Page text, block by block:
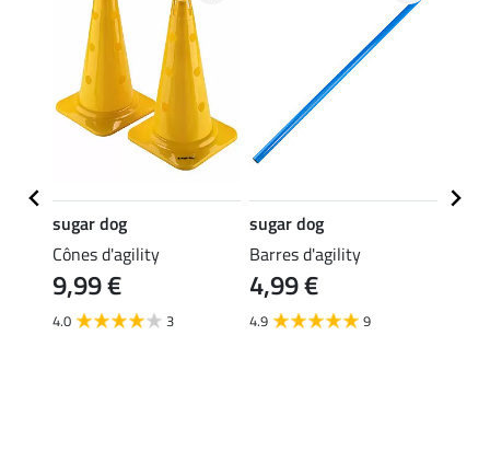
sugar dog
Cônes d'agility
9,99 €
4.0 3
sugar dog
Barres d'agility
4,99 €
4.9 9